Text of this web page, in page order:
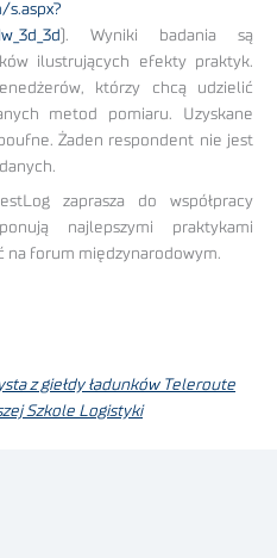
). Wyniki badania są
ilustrujących efekty praktyk.
którzy chcą udzielić
metod pomiaru. Uzyskane
Żaden respondent nie jest
zaprasza do współpracy
najlepszymi praktykami
na forum międzynarodowym.
z giełdy ładunków Teleroute
Szkole Logistyki